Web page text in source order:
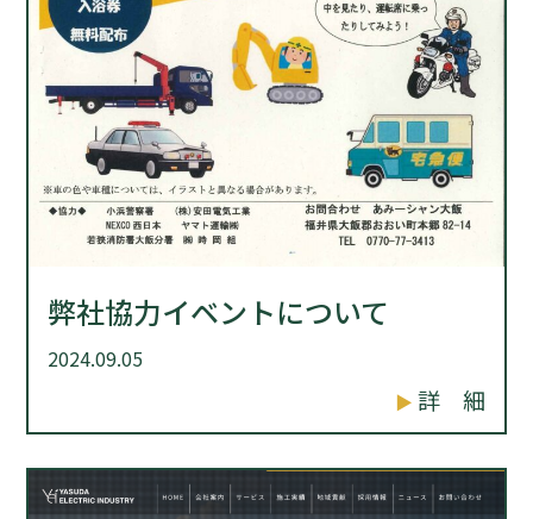
弊社協力イベントについて
2024.09.05
詳 細